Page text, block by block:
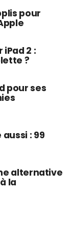
pour
2 :
?
pour ses
: 99
alternative
la